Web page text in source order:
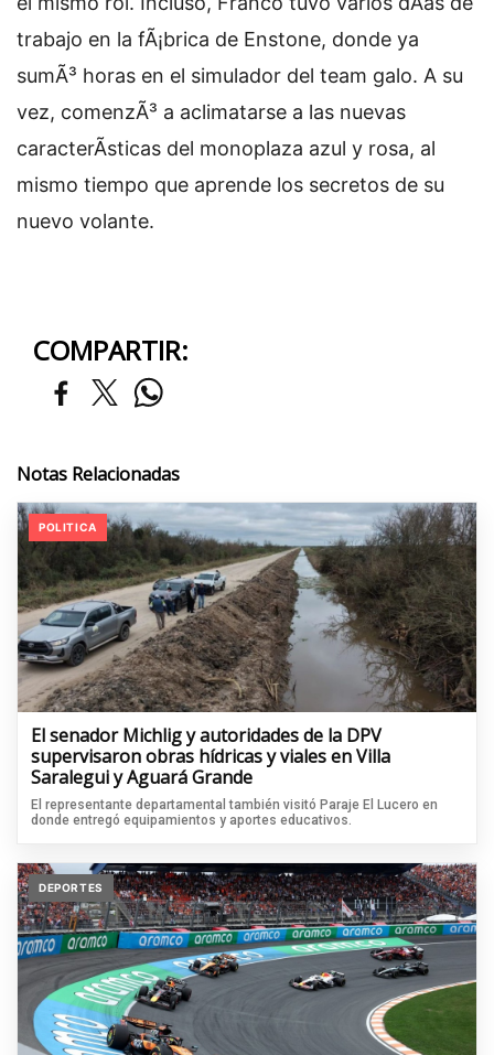
trabajo en la fÃ¡brica de Enstone, donde ya
sumÃ³ horas en el simulador del team galo. A su
vez, comenzÃ³ a aclimatarse a las nuevas
caracterÃ­sticas del monoplaza azul y rosa, al
mismo tiempo que aprende los secretos de su
nuevo volante.
COMPARTIR:
Notas Relacionadas
POLITICA
El senador Michlig y autoridades de la DPV
supervisaron obras hídricas y viales en Villa
Saralegui y Aguará Grande
El representante departamental también visitó Paraje El Lucero en
donde entregó equipamientos y aportes educativos.
DEPORTES